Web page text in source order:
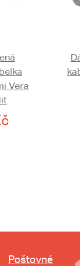
Vera
Poštovné